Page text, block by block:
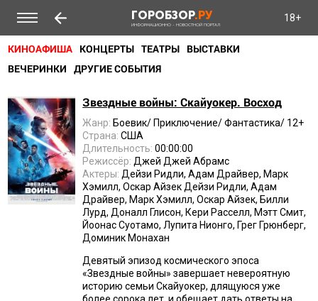
ГОРОБЗОР.РУ
ИНФОРМАЦИОННО - НОВОСТНОЙ ПОРТАЛ
18+
КИНОАФИША КОНЦЕРТЫ ТЕАТРЫ ВЫСТАВКИ
ВЕЧЕРИНКИ ДРУГИЕ СОБЫТИЯ
Звездные войны: Скайуокер. Восход
Жанр: Боевик/ Приключение/ Фантастика/ 12+
Страна: США
Длительность: 00:00:00
Режиссёр: Джей Джей Абрамс
Актеры: Дейзи Ридли, Адам Драйвер, Марк
Хэмилл, Оскар Айзек Дейзи Ридли, Адам
Драйвер, Марк Хэмилл, Оскар Айзек, Билли
Лурд, Доналл Глисон, Кери Расселл, Мэтт Смит,
Йоонас Суотамо, Лупита Нионго, Грег Грюнберг,
Доминик Монахан
Девятый эпизод космического эпоса
«Звездные войны» завершает невероятную
историю семьи Скайуокер, длящуюся уже